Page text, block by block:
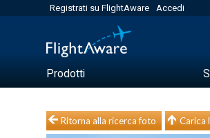
Registrati su FlightAware Accedi
Prodotti
Ritorna alla ricerca foto Carica